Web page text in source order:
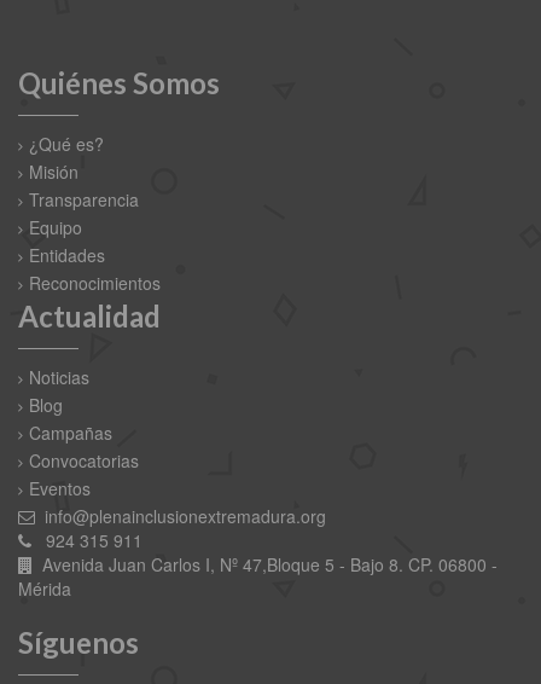
Quiénes Somos
¿Qué es?
Misión
Transparencia
Equipo
Entidades
Reconocimientos
Actualidad
Noticias
Blog
Campañas
Convocatorias
Eventos
info@plenainclusionextremadura.org
924 315 911
Avenida Juan Carlos I, Nº 47,Bloque 5 - Bajo 8. CP. 06800 -
Mérida
Síguenos